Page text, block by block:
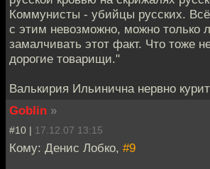
Коммунисты - убийцы русских.
с этим невозможно, можно только
замалчивать этот факт. Что тоже
дорогие товарищи."
Валькирия Ильинична нервно
Goblin »
#10 | 17.12.07 13:15
Кому: Денис Лобко, #9